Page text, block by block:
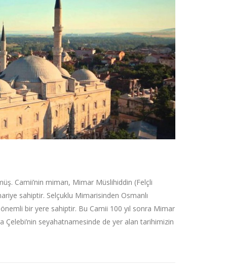
Camii’nin mimarı, Mimar Müslihiddin (Felçli
sahiptir. Selçuklu Mimarisinden Osmanlı
bir yere sahiptir. Bu Camii 100 yıl sonra Mimar
Çelebi’nin seyahatnamesinde de yer alan tarihimizin